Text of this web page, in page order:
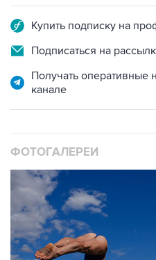
Подписаться на
Получать оперативные